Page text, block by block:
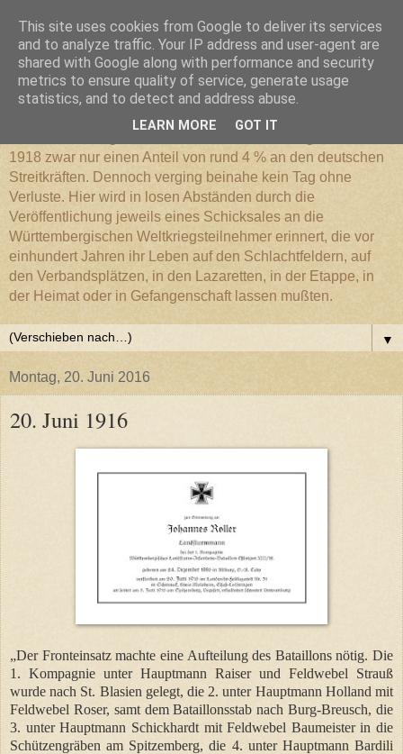
Württembergischer
Weltkriegs-Blog
1918 zwar nur einen Anteil von rund 4 % an den deutschen
Streitkräften. Dennoch verging beinahe kein Tag ohne
Verluste. Hier wird in losen Abständen durch die
Veröffentlichung jeweils eines Schicksales an die
Württembergischen Weltkriegsteilnehmer erinnert, die vor
einhundert Jahren ihr Leben auf den Schlachtfeldern, auf
den Verbandsplätzen, in den Lazaretten, in der Etappe, in
der Heimat oder in Gefangenschaft lassen mußten.
▼
Montag, 20. Juni 2016
20. Juni 1916
„Der Fronteinsatz machte eine Aufteilung des Bataillons nötig. Die
1. Kompagnie unter Hauptmann Raiser und Feldwebel Strauß
wurde nach St. Blasien gelegt, die 2. unter Hauptmann Holland mit
Feldwebel Roser, samt dem Bataillonsstab nach Burg-Breusch, die
3. unter Hauptmann Schickhardt mit Feldwebel Baumeister in die
Schützengräben am Spitzemberg, die 4. unter Hauptmann Bardili
This site uses cookies from Google to deliver its services
and to analyze traffic. Your IP address and user-agent are
shared with Google along with performance and security
metrics to ensure quality of service, generate usage
statistics, and to detect and address abuse.
LEARN MORE GOT IT